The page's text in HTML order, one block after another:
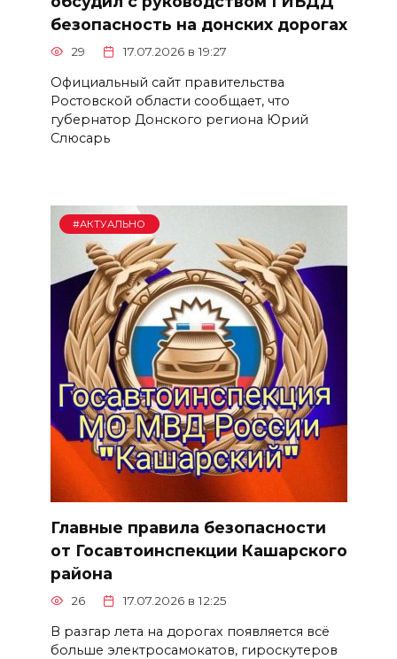
безопасность на донских дорогах
29 17.07.2026 в 19:27
Официальный сайт правительства
Ростовской области сообщает, что
губернатор Донского региона Юрий
Слюсарь
#АКТУАЛЬНО
Главные правила безопасности
от Госавтоинспекции Кашарского
района
26 17.07.2026 в 12:25
В разгар лета на дорогах появляется всё
больше электросамокатов, гироскутеров